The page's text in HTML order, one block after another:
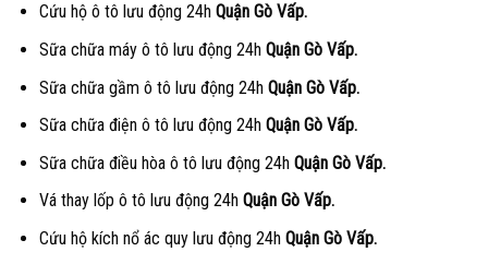
Cứu hộ ô tô lưu động 24h Quận Gò Vấp.
Sữa chữa máy ô tô lưu động 24h Quận Gò Vấp.
Sữa chữa gầm ô tô lưu động 24h Quận Gò Vấp.
Sữa chữa điện ô tô lưu động 24h Quận Gò Vấp.
Sữa chữa điều hòa ô tô lưu động 24h Quận Gò Vấp.
Vá thay lốp ô tô lưu động 24h Quận Gò Vấp.
Cứu hộ kích nổ ác quy lưu động 24h Quận Gò Vấp.